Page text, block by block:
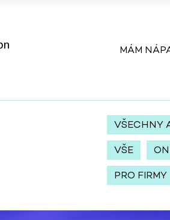
MÁM
VŠECHNY
VŠE
PRO FIRMY